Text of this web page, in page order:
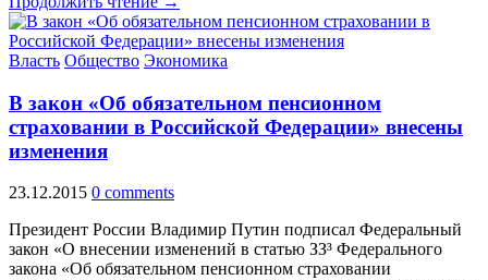
Власть Общество Экономика
В закон «Об обязательном пенсионном
страховании в Российской Федерации» внесены
изменения
23.12.2015 0 comments
Президент России Владимир Путин подписал Федеральный
закон «О внесении изменений в статью ЗЗ³ Федерального
закона «Об обязательном пенсионном страховании